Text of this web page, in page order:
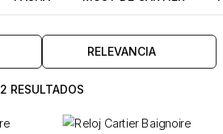
RELEVANCIA
2 RESULTADOS